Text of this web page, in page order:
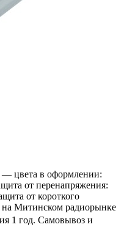
цвета в оформлении:
от перенапряжения:
от короткого
на Митинском радиорынке
1 год. Самовывоз и